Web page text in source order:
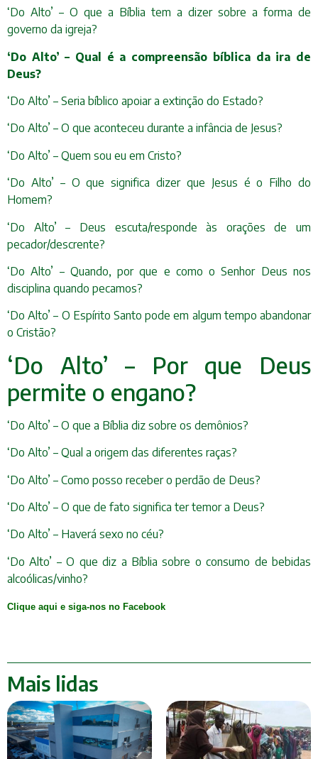
‘Do Alto’ – O que a Bíblia tem a dizer sobre a forma de
governo da igreja?
‘Do Alto’ – Qual é a compreensão bíblica da ira de
Deus?
‘Do Alto’ – Seria bíblico apoiar a extinção do Estado?
‘Do Alto’ – O que aconteceu durante a infância de Jesus?
‘Do Alto’ – Quem sou eu em Cristo?
‘Do Alto’ – O que significa dizer que Jesus é o Filho do
Homem?
‘Do Alto’ – Deus escuta/responde às orações de um
pecador/descrente?
‘Do Alto’ – Quando, por que e como o Senhor Deus nos
disciplina quando pecamos?
‘Do Alto’ – O Espírito Santo pode em algum tempo abandonar
o Cristão?
‘Do Alto’ – Por que Deus
permite o engano?
‘Do Alto’ – O que a Bíblia diz sobre os demônios?
‘Do Alto’ – Qual a origem das diferentes raças?
‘Do Alto’ – Como posso receber o perdão de Deus?
‘Do Alto’ – O que de fato significa ter temor a Deus?
‘Do Alto’ – Haverá sexo no céu?
‘Do Alto’ – O que diz a Bíblia sobre o consumo de bebidas
alcoólicas/vinho?
Clique aqui e siga-nos no Facebook
Mais lidas